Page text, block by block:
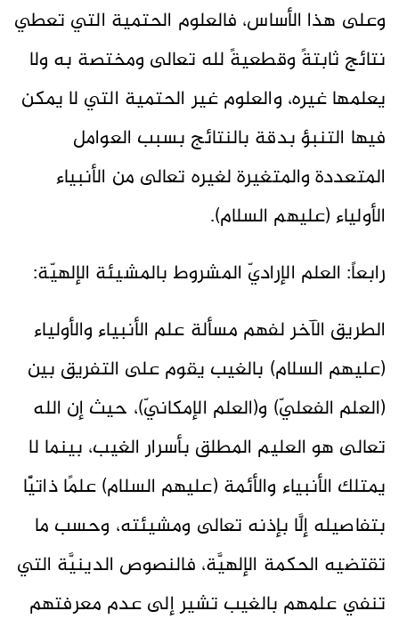
وعلى هذا الأساس، فالعلوم الحتمية التي تعطي
نتائج ثابتةً وقطعيةً لله تعالى ومختصة به ولا
يعلمها غيره، والعلوم غير الحتمية التي لا يمكن
فيها التنبؤ بدقة بالنتائج بسبب العوامل
المتعددة والمتغيرة لغيره تعالى من الأنبياء
الأولياء (عليهم السلام).
رابعاً: العلم الإراديّ المشروط بالمشيئة الإلهيّة:
الطريق الآخر لفهم مسألة علم الأنبياء والأولياء
(عليهم السلام) بالغيب يقوم على التفريق بين
(العلم الفعليّ) و(العلم الإمكانيّ)، حيث إن الله
تعالى هو العليم المطلق بأسرار الغيب، بينما لا
يمتلك الأنبياء والأئمة (عليهم السلام) علمًا ذاتيًّا
بتفاصيله إلَّا بإذنه تعالى ومشيئته، وحسب ما
تقتضيه الحكمة الإلهيَّة، فالنصوص الدينيَّة التي
تنفي علمهم بالغيب تشير إلى عدم معرفتهم